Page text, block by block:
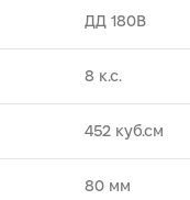
ДД 180В
8 к.с.
452 куб.см
80 мм